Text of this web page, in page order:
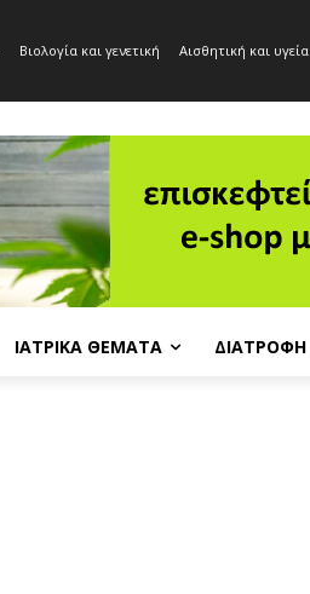
Βιολογία και γενετική Αισθητική και υγεία
ΙΑΤΡΙΚΆ ΘΈΜΑΤΑ ΔΙΑΤΡΟΦΉ